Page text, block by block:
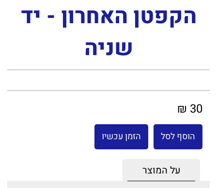
הקפטן האחרון - יד
שניה
30 ₪
הוסף לסל הזמן עכשיו
על המוצר